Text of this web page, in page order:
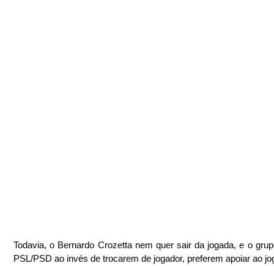
Todavia, o Bernardo Crozetta nem quer sair da jogada, e o
PSL/PSD ao invés de trocarem de jogador, preferem apoiar ao